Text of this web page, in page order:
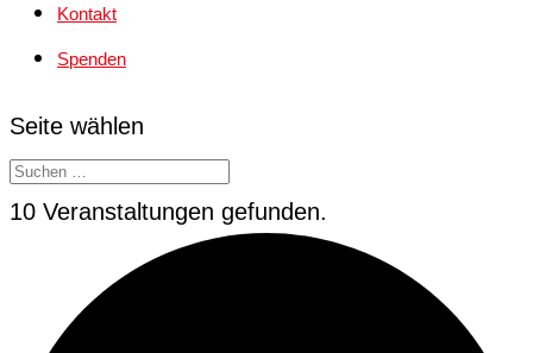
Kontakt
Spenden
Seite wählen
10 Veranstaltungen gefunden.